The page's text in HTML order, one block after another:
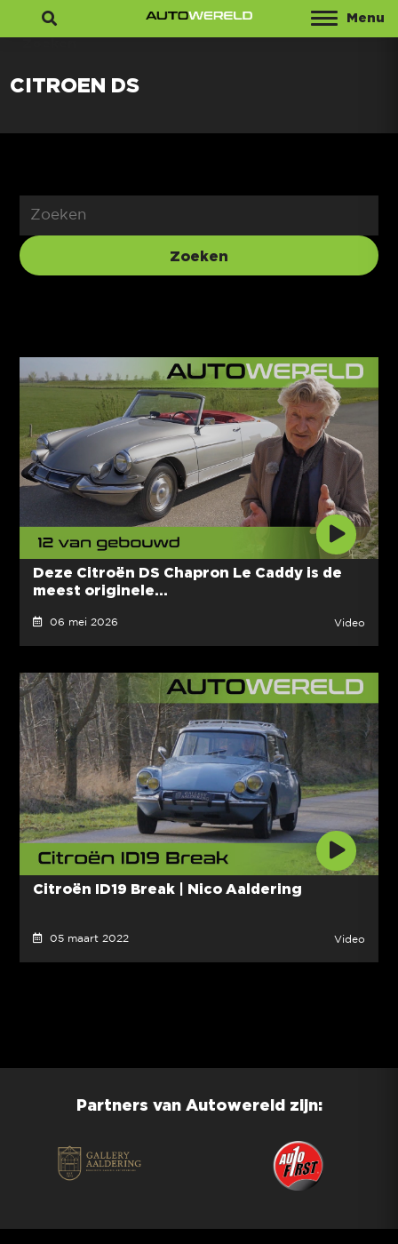
Menu
CITROEN DS
Deze Citroën DS Chapron Le Caddy is de
meest originele...
06 mei 2026 Video
Citroën ID19 Break | Nico Aaldering
05 maart 2022 Video
Partners van Autowereld zijn: